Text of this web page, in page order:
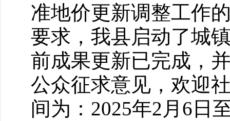
准地价更新调整工作
要求，我县启动了城
前成果更新已完成，
公众征求意见，欢迎
间为：2025年2月6日